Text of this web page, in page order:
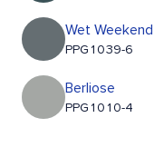
Wet Weekend
PPG1039-6
Berliose
PPG1010-4